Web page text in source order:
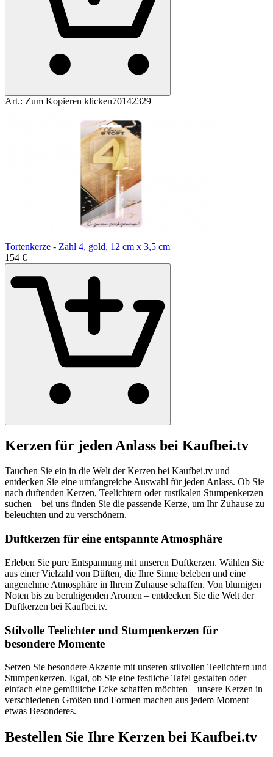
Art.: Zum Kopieren klicken70142329
Tortenkerze - Zahl 4, gold, 12 cm x 3,5 cm
1 54 €
Kerzen für jeden Anlass bei Kaufbei.tv
Tauchen Sie ein in die Welt der Kerzen bei Kaufbei.tv und
entdecken Sie eine umfangreiche Auswahl für jeden Anlass. Ob Sie
nach duftenden Kerzen, Teelichtern oder rustikalen Stumpenkerzen
suchen – bei uns finden Sie die passende Kerze, um Ihr Zuhause zu
beleuchten und zu verschönern.
Duftkerzen für eine entspannte Atmosphäre
Erleben Sie pure Entspannung mit unseren Duftkerzen. Wählen Sie
aus einer Vielzahl von Düften, die Ihre Sinne beleben und eine
angenehme Atmosphäre in Ihrem Zuhause schaffen. Von blumigen
Noten bis zu beruhigenden Aromen – entdecken Sie die Welt der
Duftkerzen bei Kaufbei.tv.
Stilvolle Teelichter und Stumpenkerzen für
besondere Momente
Setzen Sie besondere Akzente mit unseren stilvollen Teelichtern und
Stumpenkerzen. Egal, ob Sie eine festliche Tafel gestalten oder
einfach eine gemütliche Ecke schaffen möchten – unsere Kerzen in
verschiedenen Größen und Formen machen aus jedem Moment
etwas Besonderes.
Bestellen Sie Ihre Kerzen bei Kaufbei.tv